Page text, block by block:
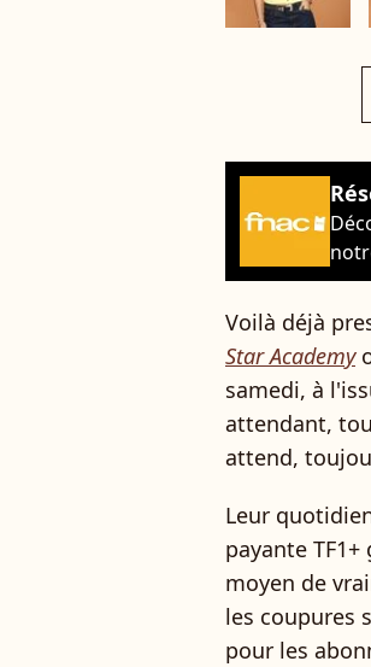
Voilà déjà
Star Academy
samedi, à
attendant,
attend,
Leur
payante
moyen de
les coupures
pour les